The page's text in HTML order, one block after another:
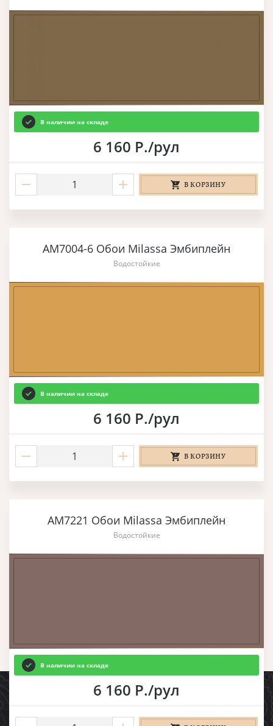
В наличии на складе
6 160 Р./рул
В КОРЗИНУ
AM7004-6 Обои Milassa Эмбиплейн
Водостойкие
В наличии на складе
6 160 Р./рул
В КОРЗИНУ
AM7221 Обои Milassa Эмбиплейн
Водостойкие
В наличии на складе
6 160 Р./рул